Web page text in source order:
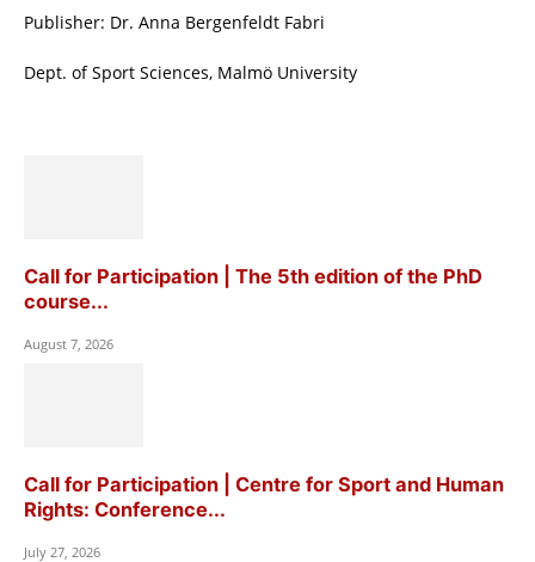
Publisher: Dr. Anna Bergenfeldt Fabri
Dept. of Sport Sciences, Malmö University
Call for Participation | The 5th edition of the PhD
course...
August 7, 2026
Call for Participation | Centre for Sport and Human
Rights: Conference...
July 27, 2026